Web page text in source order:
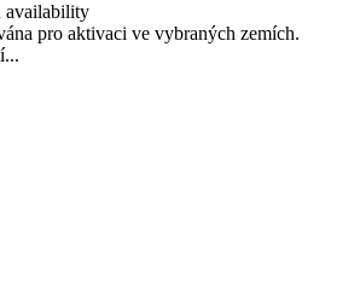
availability
pro aktivaci ve vybraných zemích.